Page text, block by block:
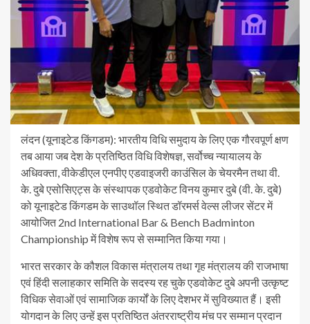
लंदन (यूनाइटेड किंगडम): भारतीय विधि समुदाय के लिए एक गौरवपूर्ण क्षण
तब आया जब देश के प्रतिष्ठित विधि विशेषज्ञ, सर्वोच्च न्यायालय के
अधिवक्ता, वीकेडीएल एनपीए एडवाइजरी काउंसिल के चेयरमैन तथा वी.
के. दुबे एसोसिएट्स के संस्थापक एडवोकेट विनय कुमार दुबे (वी. के. दुबे)
को यूनाइटेड किंगडम के साउथॉल स्थित डॉरमर्स वेल्स लीजर सेंटर में
आयोजित 2nd International Bar & Bench Badminton
Championship में विशेष रूप से सम्मानित किया गया।
भारत सरकार के कौशल विकास मंत्रालय तथा गृह मंत्रालय की राजभाषा
एवं हिंदी सलाहकार समिति के सदस्य रह चुके एडवोकेट दुबे अपनी उत्कृष्ट
विधिक सेवाओं एवं सामाजिक कार्यों के लिए देशभर में सुविख्यात हैं। इसी
योगदान के लिए उन्हें इस प्रतिष्ठित अंतरराष्ट्रीय मंच पर सम्मान प्रदान